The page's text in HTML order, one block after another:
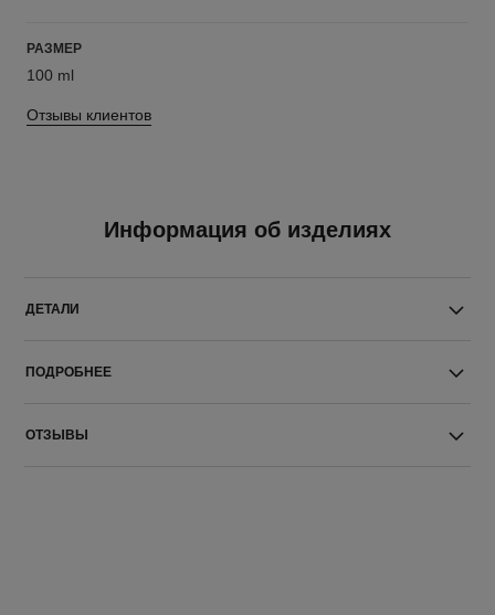
РАЗМЕР
100 ml
Отзывы клиентов
Информация об изделиях
ДЕТАЛИ
ПОДРОБНЕЕ
ОТЗЫВЫ